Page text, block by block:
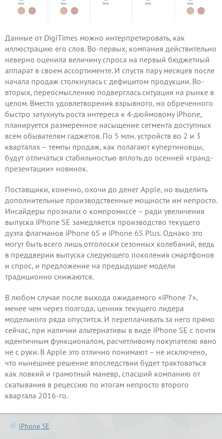
Данные от DigiTimes можно интерпретировать, как
иллюстрацию его слов. Во-первых, компания действительно
неверно оценила величину спроса на первый бюджетный
аппарат в своем ассортименте. И спустя пару месяцев после
начала продаж столкнулась с дефицитом продукции. Во-
вторых, переосмыслению подверглась ситуация на рынке в
целом. Вместо удовлетворения взрывного, но обреченного
быстро затухнуть роста интереса к 4-дюймовому iPhone,
планируется размеренное насыщение сегмента доступных
всем обывателям гаджетов. По 5 млн. устройств во 2 и 3
кварталах – темпы продаж, как полагают купертиновцы,
будут отличаться стабильностью вплоть до осенней «гранд-
презентации» новинок.
Поставщики, конечно, охочи до денег Apple, но выделить
дополнительные производственные мощности им непросто.
Инсайдеры прознали о компромиссе – ради увеличения
выпуска iPhone SE замедляется производство текущего
дуэта флагманов iPhone 6S и iPhone 6S Plus. Однако это
могут быть всего лишь отголоски сезонных колебаний, ведь
в преддверии выпуска следующего поколения смартфонов
и спрос, и предложение на предыдущие модели
традиционно снижаются.
В любом случае после выхода ожидаемого «iPhone 7»,
менее чем через полгода, ценник текущего лидера
модельного ряда опустится. И переплачивать за него прямо
сейчас, при наличии альтернативы в виде iPhone SE с почти
идентичным функционалом, расчетливому покупателю явно
не с руки. В Apple это отлично понимают – не исключено,
что нынешнее решение впоследствии будет трактоваться
как ловкий и грамотный маневр, спасший компанию от
скатывания в рецессию по итогам непросто второго
квартала 2016-го.
iPhone SE